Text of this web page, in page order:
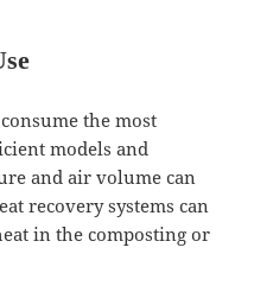
the most
models and
and air volume can
recovery systems can
in the composting or